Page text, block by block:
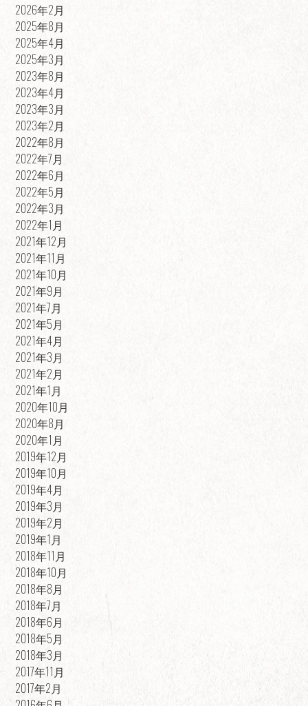
2026年2月
2025年8月
2025年4月
2025年3月
2023年8月
2023年4月
2023年3月
2023年2月
2022年8月
2022年7月
2022年6月
2022年5月
2022年3月
2022年1月
2021年12月
2021年11月
2021年10月
2021年9月
2021年7月
2021年5月
2021年4月
2021年3月
2021年2月
2021年1月
2020年10月
2020年8月
2020年1月
2019年12月
2019年10月
2019年4月
2019年3月
2019年2月
2019年1月
2018年11月
2018年10月
2018年8月
2018年7月
2018年6月
2018年5月
2018年3月
2017年11月
2017年2月